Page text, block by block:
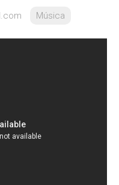
Música